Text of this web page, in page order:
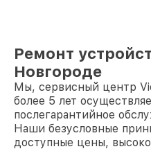
Ремонт
Новгороде
Мы, сервисный центр
более 5 лет
послегарантийное
Наши безусловные
доступные цены,